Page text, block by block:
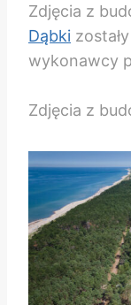
Zdjęcia z
Dąbki
wykonawcy
Zdjęcia z